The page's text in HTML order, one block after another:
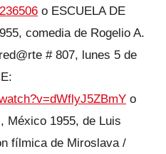
o ESCUELA DE
comedia de Rogelio A.
# 807, lunes 5 de
o
México 1955, de Luis
fílmica de Miroslava /